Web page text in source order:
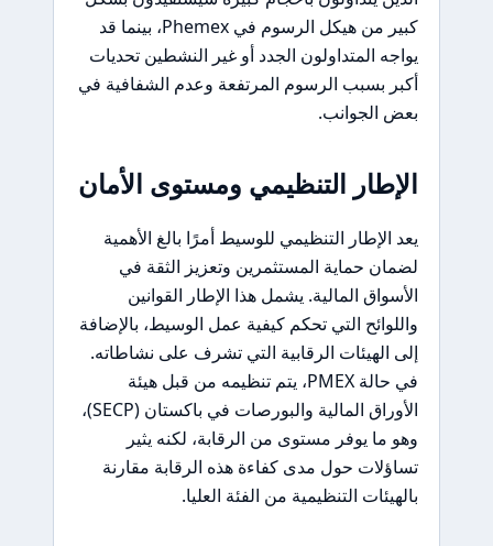
كبير من هيكل الرسوم في Phemex، بينما قد
يواجه المتداولون الجدد أو غير النشطين تحديات
أكبر بسبب الرسوم المرتفعة وعدم الشفافية في
بعض الجوانب.
الإطار التنظيمي ومستوى الأمان
يعد الإطار التنظيمي للوسيط أمرًا بالغ الأهمية
لضمان حماية المستثمرين وتعزيز الثقة في
الأسواق المالية. يشمل هذا الإطار القوانين
واللوائح التي تحكم كيفية عمل الوسيط، بالإضافة
إلى الهيئات الرقابية التي تشرف على نشاطاته.
في حالة PMEX، يتم تنظيمه من قبل هيئة
الأوراق المالية والبورصات في باكستان (SECP)،
وهو ما يوفر مستوى من الرقابة، لكنه يثير
تساؤلات حول مدى كفاءة هذه الرقابة مقارنة
بالهيئات التنظيمية من الفئة العليا.